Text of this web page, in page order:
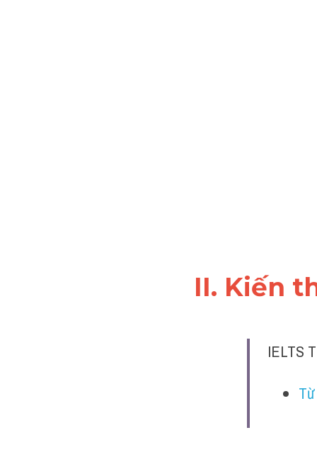
II. Kiến
IELTS